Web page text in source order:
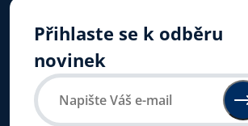
Přihlaste se k odběru
novinek